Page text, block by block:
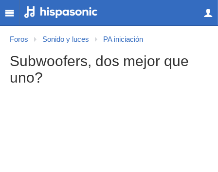
Foros Sonido y luces PA iniciación
Subwoofers, dos mejor que
uno?